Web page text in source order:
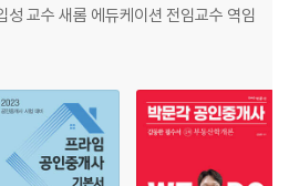
150
182
203
207
성 교수 새롬 에듀케이션 전임교수 역임